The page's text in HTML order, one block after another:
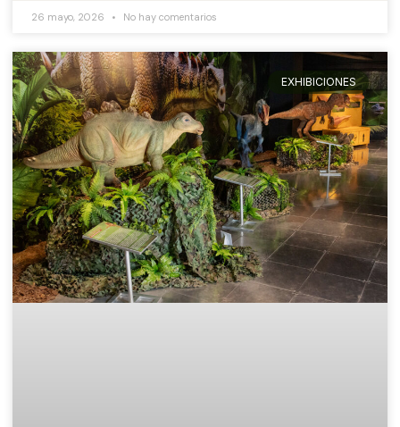
26 mayo, 2026 No hay comentarios
EXHIBICIONES